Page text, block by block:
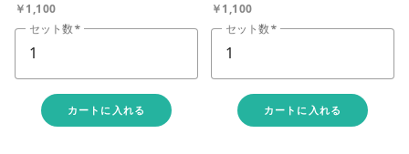
￥1,100
セット数
カートに入れる
￥1,100
セット数
カートに入れる